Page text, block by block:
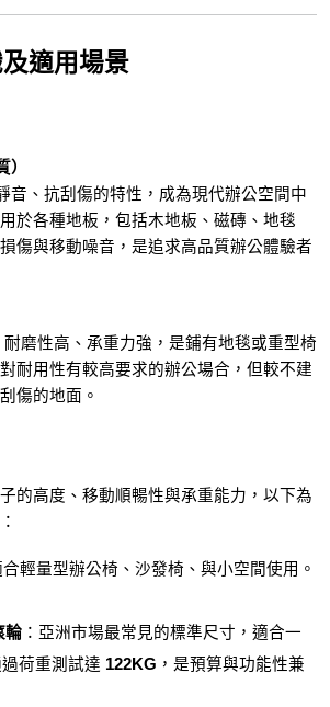
適用場景
）
音、抗刮傷的特性，成為現代辦公空間中
於各種地板，包括木地板、磁磚、地毯
傷與移動噪音，是追求高品質辦公體驗者
磨性高、承重力強，是鋪有地毯或重型椅
耐用性有較高要求的辦公場合，但較不建
傷的地面。
的高度、移動順暢性與承重能力，以下為
合輕量型辦公椅、沙發椅、與小空間使用。
輪 ：亞洲市場最常見的標準尺寸，適合一
荷重測試達 122KG ，是預算與功能性兼